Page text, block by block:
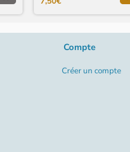
Compte
Créer un compte